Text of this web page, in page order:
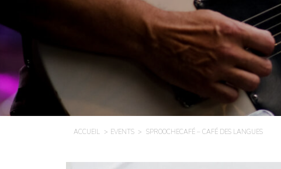
ACCUEIL EVENTS SPROOCHECAFÉ – CAFÉ DES LANGUES